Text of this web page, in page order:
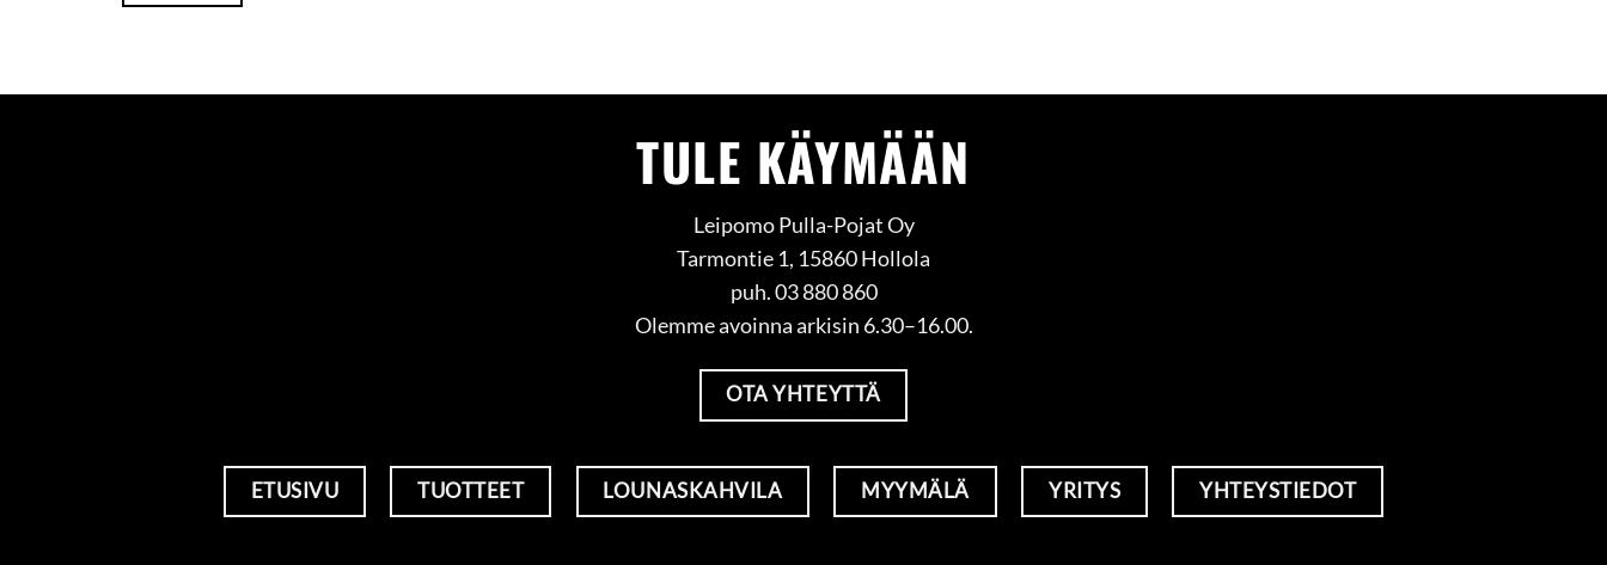
TULE KÄYMÄÄN
Leipomo Pulla-Pojat Oy
Tarmontie 1, 15860 Hollola
puh. 03 880 860
Olemme avoinna arkisin 6.30–16.00.
OTA YHTEYTTÄ
ETUSIVU TUOTTEET LOUNASKAHVILA MYYMÄLÄ YRITYS YHTEYSTIEDOT